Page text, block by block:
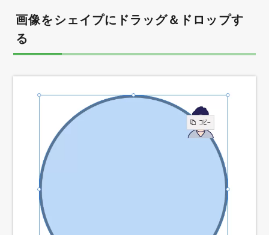
画像をシェイプにドラッグ＆ドロップす
る